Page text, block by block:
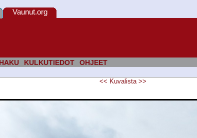
HAKU KULKUTIEDOT OHJEET
Vaunut.org
<< Kuvalista >>